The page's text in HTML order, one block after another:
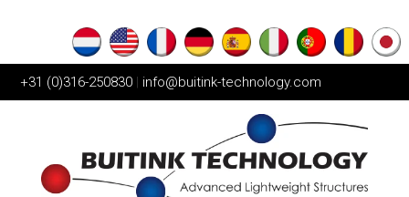
+31 (0)316-250830 | info@buitink-technology.com